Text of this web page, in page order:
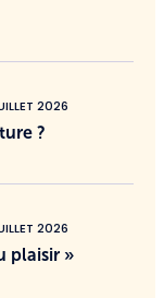
2026
?
2026
plaisir »